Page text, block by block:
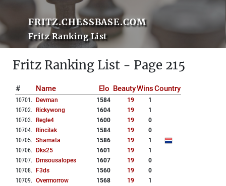
FRITZ.CHESSBASE.COM
Fritz Ranking List
Fritz Ranking List - Page 215
# Name Elo BeautyWinsCountry
10701 . Devman 1584 19
1
10702. Rickywong 1604 19
1
10703. Regle4 1600 19
0
10704. Rincilak 1584 19
0
10705. Shamata 1586 19
1
10706. Dks25 1601 19
1
10707. Dmsousalopes 1607 19
0
10708. F3ds 1560 19
0
10709. Overmorrow 1568 19
1